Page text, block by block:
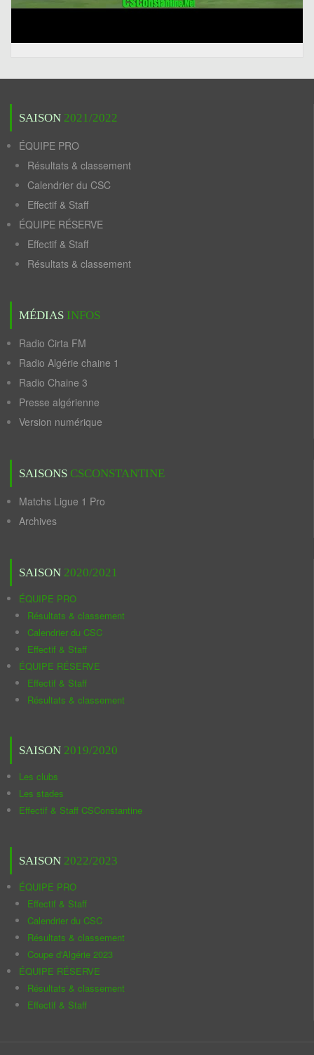
SAISON 2021/2022
ÉQUIPE PRO
Résultats & classement
Calendrier du CSC
Effectif & Staff
ÉQUIPE RÉSERVE
Effectif & Staff
Résultats & classement
MÉDIAS INFOS
Radio Cirta FM
Radio Algérie chaine 1
Radio Chaine 3
Presse algérienne
Version numérique
SAISONS CSCONSTANTINE
Matchs Ligue 1 Pro
Archives
SAISON 2020/2021
ÉQUIPE PRO
Résultats & classement
Calendrier du CSC
Effectif & Staff
ÉQUIPE RÉSERVE
Effectif & Staff
Résultats & classement
SAISON 2019/2020
Les clubs
Les stades
Effectif & Staff CSConstantine
SAISON 2022/2023
ÉQUIPE PRO
Effectif & Staff
Calendrier du CSC
Résultats & classement
Coupe d'Algérie 2023
ÉQUIPE RÉSERVE
Résultats & classement
Effectif & Staff